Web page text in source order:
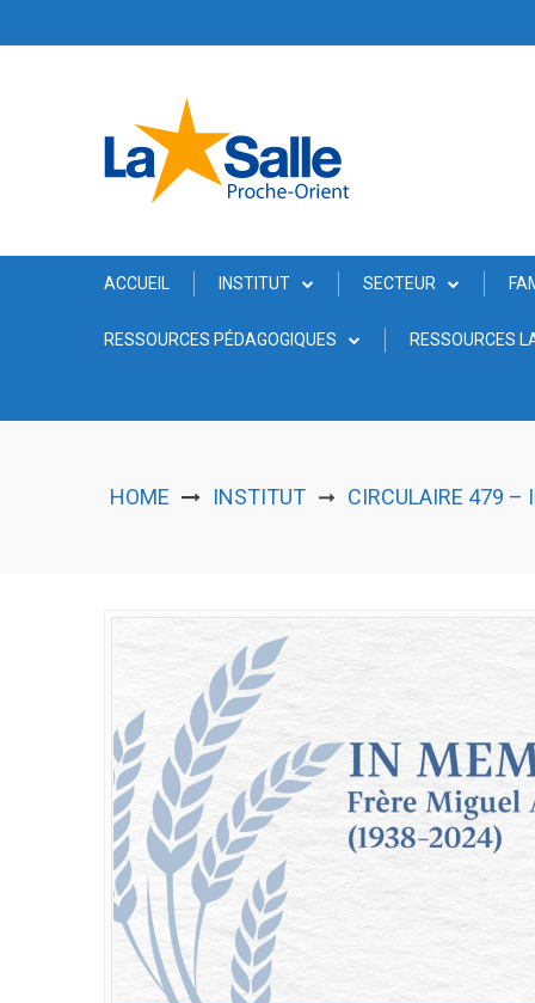
ACCUEIL INSTITUT SECTEUR
RESSOURCES PÉDAGOGIQUES RESSOURCES
HOME INSTITUT ➞ CIRCULAIRE 479 –